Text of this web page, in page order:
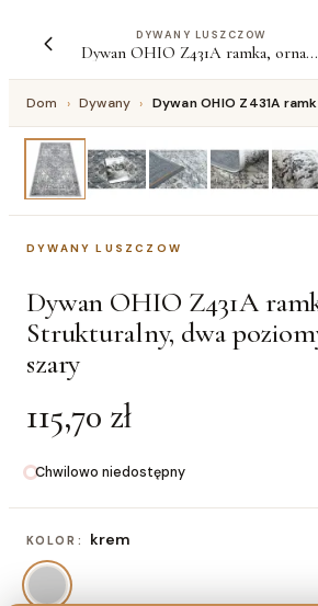
DYWANY LUSZCZOW
Dywan OHIO Z431A ramka, ornament - Strukturalny, dwa poziomy runa krem / szary
Dom › Dywany › Dywan OHIO Z431A
DYWANY LUSZCZOW
Dywan OHIO Z431A
Strukturalny, dwa
szary
115,70 zł
Chwilowo niedostępny
KOLOR: krem